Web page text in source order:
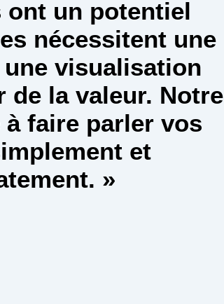
ont un potentiel
nécessitent une
visualisation
de la valeur. Notre
faire parler vos
et
»